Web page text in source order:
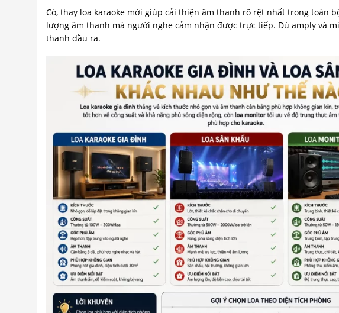
Có, thay loa karaoke mới giúp cải thiện âm thanh rõ rệt nhất trong toàn
lượng âm thanh mà người nghe cảm nhận được trực tiếp. Dù amply và
thanh đầu ra.